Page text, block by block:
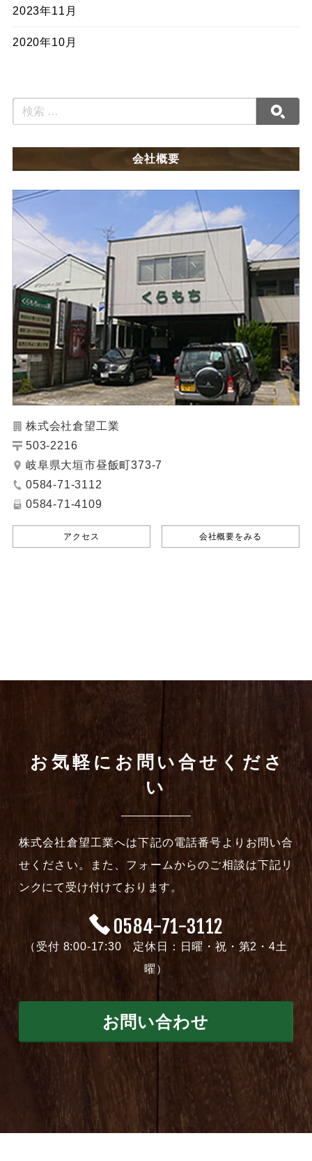
2023年11月
2020年10月
会社概要
株式会社倉望工業
503-2216
岐阜県大垣市昼飯町373-7
0584-71-3112
0584-71-4109
アクセス 会社概要をみる
お気軽にお問い合せくださ
い
株式会社倉望工業へは下記の電話番号よりお問い合
せください。また、フォームからのご相談は下記リ
ンクにて受け付けております。
0584-71-3112
（受付 8:00-17:30 定休日：日曜・祝・第2・4土
曜）
お問い合わせ